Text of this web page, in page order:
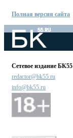
Полная версия сайта
Сетевое издание БК55
redactor@bk55.ru
info@bk55.ru